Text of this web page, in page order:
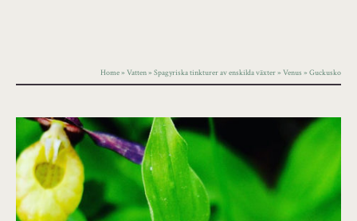
Home»Vatten»Spagyriska tinkturer av enskilda växter»Venus »Guckusko